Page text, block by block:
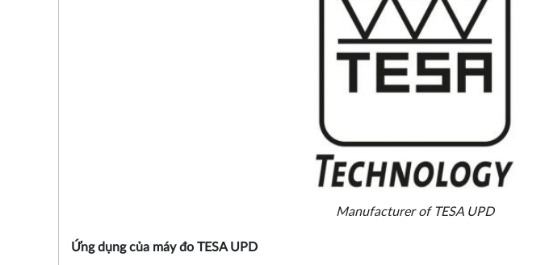
Manufacturer of TESA UPD
Ứng dụng của máy đo TESA UPD